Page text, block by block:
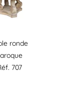
ronde
707